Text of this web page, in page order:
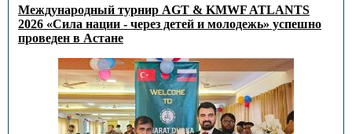
Международный турнир AGT & KMWF ATLANTS
2026 «Сила нации - через детей и молодежь» успешно
проведен в Астане